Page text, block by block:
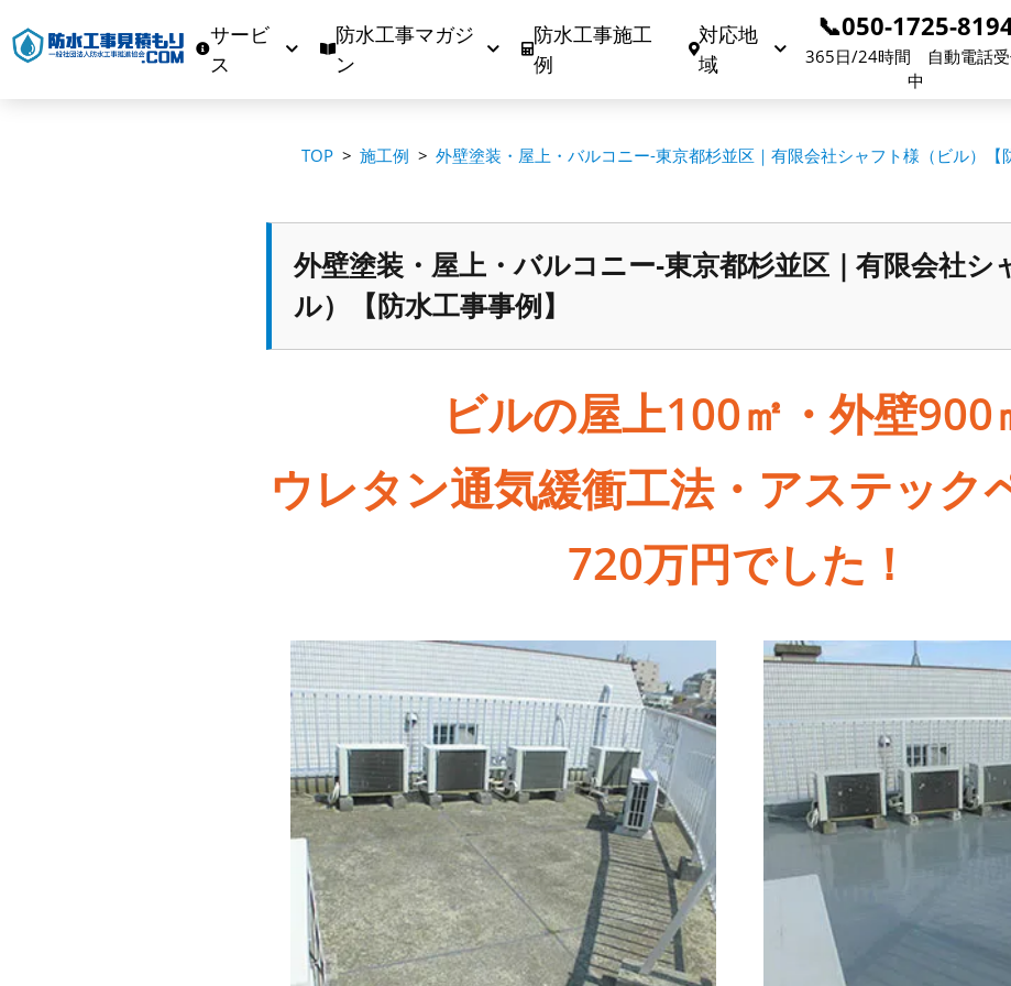
サービ
ス
防水工事マガジ
ン
防水工事施工
例
対応地
域
📞050-1725-
365日/24時間 自動電話
中
TOP 施工例 外壁塗装・屋上・バルコニー-東京都杉並区｜有限会社シャフト様（ビル）【
外壁塗装・屋上・バルコニー-東京都杉並区｜有限会社シ
ル）【防水工事事例】
ビルの屋上100㎡・外壁900
ウレタン通気緩衝工法・アステック
720万円でした！